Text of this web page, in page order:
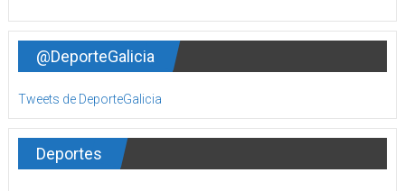
@DeporteGalicia
Tweets de DeporteGalicia
Deportes